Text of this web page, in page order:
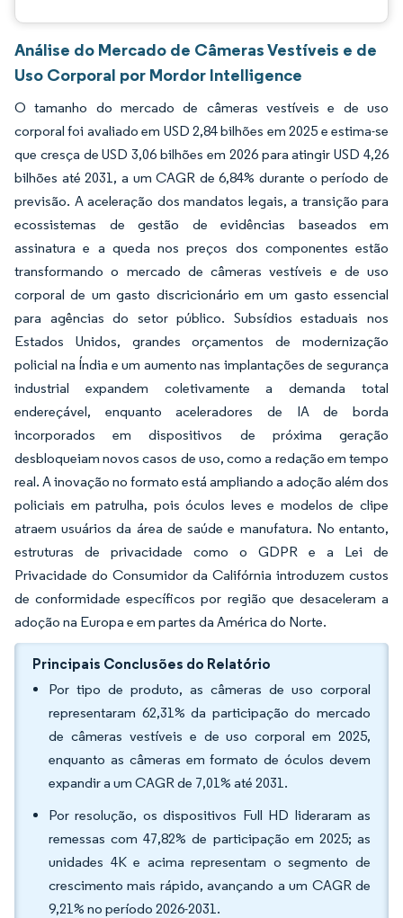
Análise do Mercado de Câmeras Vestíveis e de
Uso Corporal por Mordor Intelligence
O tamanho do mercado de câmeras vestíveis e de uso
corporal foi avaliado em USD 2,84 bilhões em 2025 e estima-se
que cresça de USD 3,06 bilhões em 2026 para atingir USD 4,26
bilhões até 2031, a um CAGR de 6,84% durante o período de
previsão. A aceleração dos mandatos legais, a transição para
ecossistemas de gestão de evidências baseados em
assinatura e a queda nos preços dos componentes estão
transformando o mercado de câmeras vestíveis e de uso
corporal de um gasto discricionário em um gasto essencial
para agências do setor público. Subsídios estaduais nos
Estados Unidos, grandes orçamentos de modernização
policial na Índia e um aumento nas implantações de segurança
industrial expandem coletivamente a demanda total
endereçável, enquanto aceleradores de IA de borda
incorporados em dispositivos de próxima geração
desbloqueiam novos casos de uso, como a redação em tempo
real. A inovação no formato está ampliando a adoção além dos
policiais em patrulha, pois óculos leves e modelos de clipe
atraem usuários da área de saúde e manufatura. No entanto,
estruturas de privacidade como o GDPR e a Lei de
Privacidade do Consumidor da Califórnia introduzem custos
de conformidade específicos por região que desaceleram a
adoção na Europa e em partes da América do Norte.
Principais Conclusões do Relatório
Por tipo de produto, as câmeras de uso corporal
representaram 62,31% da participação do mercado
de câmeras vestíveis e de uso corporal em 2025,
enquanto as câmeras em formato de óculos devem
expandir a um CAGR de 7,01% até 2031.
Por resolução, os dispositivos Full HD lideraram as
remessas com 47,82% de participação em 2025; as
unidades 4K e acima representam o segmento de
crescimento mais rápido, avançando a um CAGR de
9,21% no período 2026-2031.